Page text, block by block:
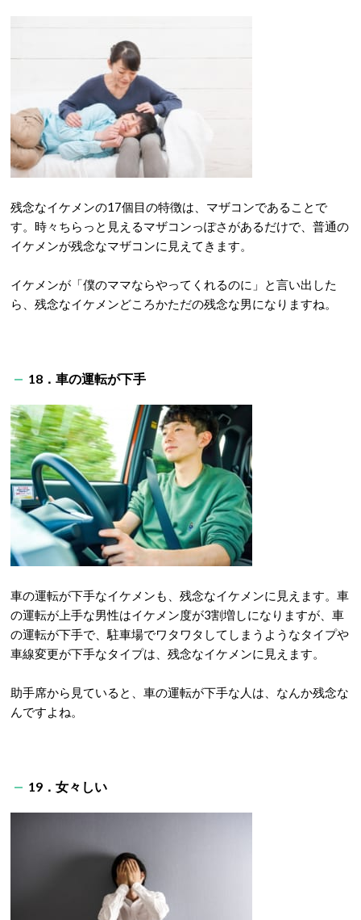
残念なイケメンの17個目の特徴は、マザコンであることで
す。時々ちらっと見えるマザコンっぽさがあるだけで、普通の
イケメンが残念なマザコンに見えてきます。
イケメンが「僕のママならやってくれるのに」と言い出した
ら、残念なイケメンどころかただの残念な男になりますね。
18．車の運転が下手
車の運転が下手なイケメンも、残念なイケメンに見えます。車
の運転が上手な男性はイケメン度が3割増しになりますが、車
の運転が下手で、駐車場でワタワタしてしまうようなタイプや
車線変更が下手なタイプは、残念なイケメンに見えます。
助手席から見ていると、車の運転が下手な人は、なんか残念な
んですよね。
19．女々しい